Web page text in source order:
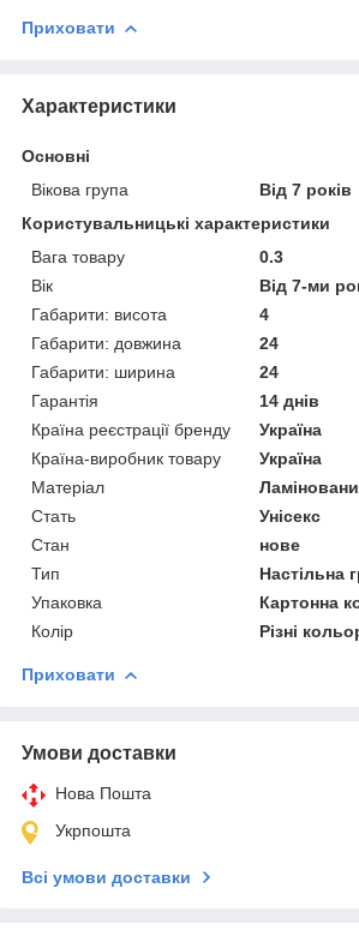
Приховати
Характеристики
Основні
Вікова група
Від 7 років
Користувальницькі характеристики
Вага товару
0.3
Вік
Від 7-ми
Габарити: висота
4
Габарити: довжина
24
Габарити: ширина
24
Гарантія
14 днів
Країна реєстрації бренду
Україна
Країна-виробник товару
Україна
Матеріал
Стать
Унісекс
Стан
нове
Тип
Настільна
Упаковка
Картонна
Колір
Різні
Приховати
Умови доставки
Нова Пошта
Укрпошта
Всі умови доставки